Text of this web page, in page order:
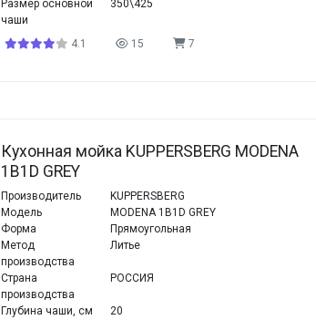
Размер основной
чаши
350\425
4.1 15 7
Кухонная мойка KUPPERSBERG MODENA
1B1D GREY
Производитель
KUPPERSBERG
Модель
MODENA 1B1D GREY
Форма
Прямоугольная
Метод
производства
Литье
Страна
производства
РОССИЯ
Глубина чаши, см
20